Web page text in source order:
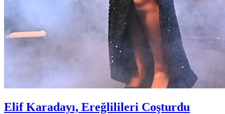
Elif Karadayı, Ereğlilileri Coşturdu